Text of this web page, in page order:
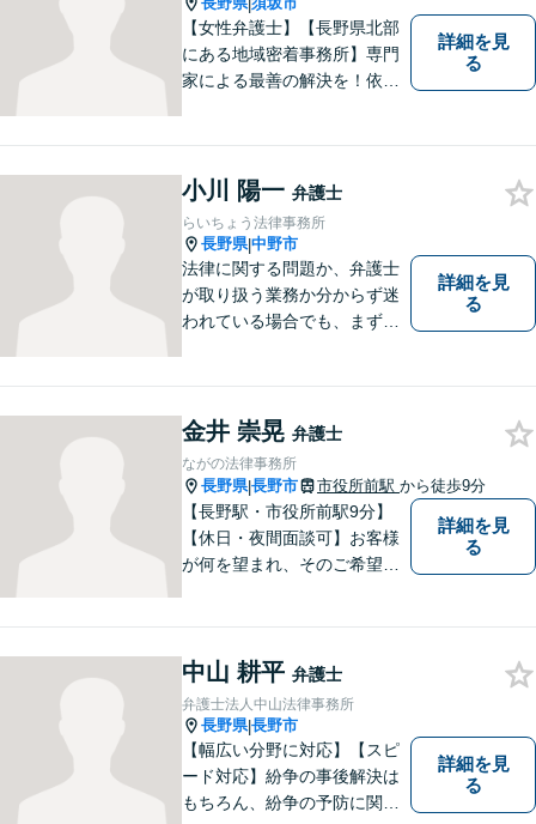
|
【女性弁護士】【長野県北部
にある地域密着事務所】専門
家による最善の解決を！依頼
詳細を見
る
小川 陽一 弁護士
らいちょう法律事務所
長野県|中野市
法律に関する問題か、弁護士
が取り扱う業務か分からず迷
われている場合でも、まずは
詳細を見
る
金井 崇晃 弁護士
ながの法律事務所
長野県|長野市 市役所前駅 から徒歩9分
【長野駅・市役所前駅9分】
【休日・夜間面談可】お客様
が何を望まれ、そのご希望を
合っています。 できる限り負
担を軽減し、スピーディーな
解決を目指すことを信条とし
ています。
詳細を見
る
中山 耕平 弁護士
弁護士法人中山法律事務所
長野県|長野市
【幅広い分野に対応】【スピ
ード対応】紛争の事後解決は
もちろん、紛争の予防に関す
詳細を見
る